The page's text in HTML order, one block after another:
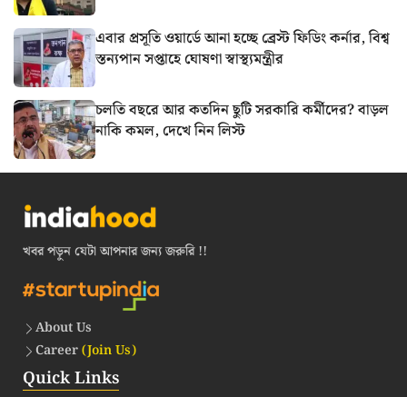
এবার প্রসূতি ওয়ার্ডে আনা হচ্ছে ব্রেস্ট ফিডিং কর্নার, বিশ্ব
স্তন্যপান সপ্তাহে ঘোষণা স্বাস্থ্যমন্ত্রীর
চলতি বছরে আর কতদিন ছুটি সরকারি কর্মীদের? বাড়ল
নাকি কমল, দেখে নিন লিস্ট
খবর পড়ুন যেটা আপনার জন্য জরুরি !!
About Us
Career(Join Us)
Quick Links